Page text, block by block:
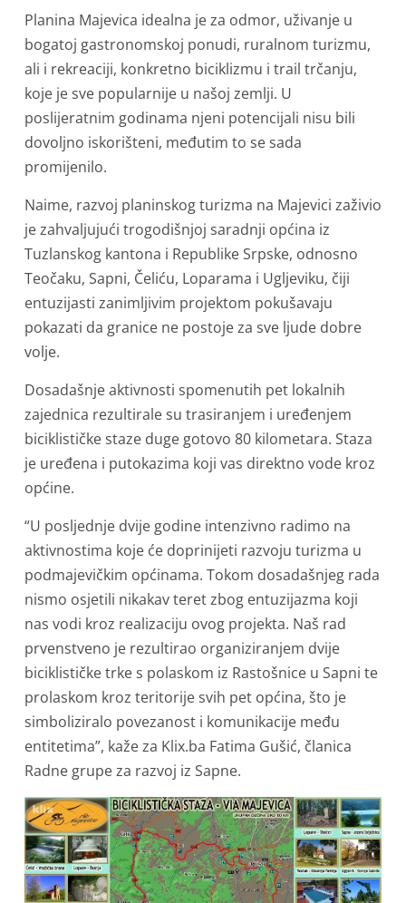
Planina Majevica idealna je za odmor, uživanje u
bogatoj gastronomskoj ponudi, ruralnom turizmu,
ali i rekreaciji, konkretno biciklizmu i trail trčanju,
koje je sve popularnije u našoj zemlji. U
poslijeratnim godinama njeni potencijali nisu bili
dovoljno iskorišteni, međutim to se sada
promijenilo.
Naime, razvoj planinskog turizma na Majevici zaživio
je zahvaljujući trogodišnjoj saradnji općina iz
Tuzlanskog kantona i Republike Srpske, odnosno
Teočaku, Sapni, Čeliću, Loparama i Ugljeviku, čiji
entuzijasti zanimljivim projektom pokušavaju
pokazati da granice ne postoje za sve ljude dobre
volje.
Dosadašnje aktivnosti spomenutih pet lokalnih
zajednica rezultirale su trasiranjem i uređenjem
biciklističke staze duge gotovo 80 kilometara. Staza
je uređena i putokazima koji vas direktno vode kroz
općine.
“U posljednje dvije godine intenzivno radimo na
aktivnostima koje će doprinijeti razvoju turizma u
podmajevičkim općinama. Tokom dosadašnjeg rada
nismo osjetili nikakav teret zbog entuzijazma koji
nas vodi kroz realizaciju ovog projekta. Naš rad
prvenstveno je rezultirao organiziranjem dvije
biciklističke trke s polaskom iz Rastošnice u Sapni te
prolaskom kroz teritorije svih pet općina, što je
simboliziralo povezanost i komunikacije među
entitetima”, kaže za Klix.ba Fatima Gušić, članica
Radne grupe za razvoj iz Sapne.